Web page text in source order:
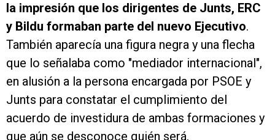
la impresión que los dirigentes de Junts, ERC
y Bildu formaban parte del nuevo Ejecutivo.
También aparecía una figura negra y una flecha
que lo señalaba como "mediador internacional",
en alusión a la persona encargada por PSOE y
Junts para constatar el cumplimiento del
acuerdo de investidura de ambas formaciones y
que aún se desconoce quién será.